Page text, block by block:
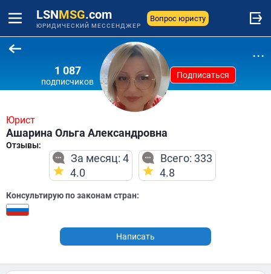
LSNMSG.com
ЮРИДИЧЕСКИЙ МЕССЕНДЖЕР
Вопрос юристу
1 087
подписчиков
Подписаться
...
Юрист
Ашарина Ольга Александровна
Отзывы:
За месяц: 4
4.0
Всего: 333
4.8
Консультирую по законам стран:
Написать